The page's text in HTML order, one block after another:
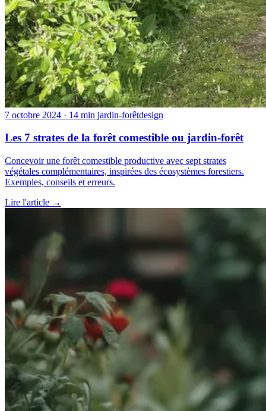
7 octobre 2024 · 14 min jardin-forêtdesign
Les 7 strates de la forêt comestible ou jardin-forêt
Concevoir une forêt comestible productive avec sept strates
végétales complémentaires, inspirées des écosystèmes forestiers.
Exemples, conseils et erreurs.
Lire l'article →